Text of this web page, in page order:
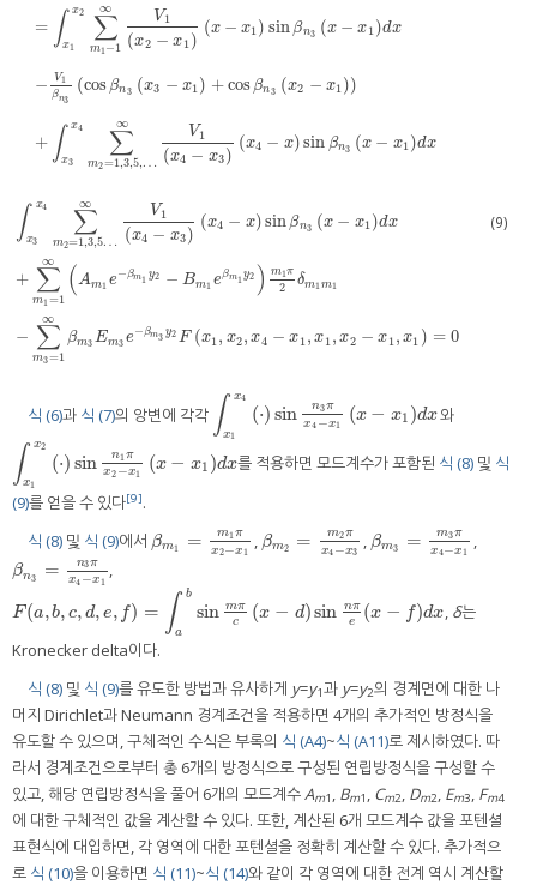
= ∫ x2
x1
∑
m1 −1
∞ V1
(x2 − x1)
(x − x1) sin βn3 (x − x1)dx
− V1
βn3
(cos βn3 (x3 − x1) +cos βn3 (x2 − x1))
+ ∫ x4
x3
∑
m2=1,3,5,…
∞ V1
(x4 − x3)
(x4 − x)sin βn3 (x − x1)dx
∫ x4
x3
∑
m2=1,3,5…
∞ V1
(x4 − x3)
(x4 − x)sin βn3 (x − x1)dx
+ ∑
m1=1
∞ (Am1 e−βm1
y2 − Bm1 eβm1
y2 ) m1π
2 δm1m1
− ∑
m3=1
∞
βm3 Em3 e− βm3
y2 F (x1, x2, x4 − x1, x1, x2 − x1 , x1 ) = 0
∫x3 4 m2=1,3,5 …∞V1x 4− x3x4−xsinβ n 3x−x1dx+∑
(9)
식 (6)과 식 (7)의 앙변에 각각 ∫ x4
x1
(⋅) sin n3π
x4 −x1
(x − x1 )dx
x (⋅)sinn3πx4−x 1x−x1 dx 와
∫ x2
x1
(⋅) sin n1π
x2 −x1
(x − x1 )dx
x (⋅)sinn1πx2−x 1x−x1 dx 를 적용하면 모드계수가 포함된 식 (8)및 식
(9)를 얻을 수 있다[9].
식 (8) 및 식 (9)에서 βm1 = m1π
x2−x1
βm1 =m 1πx2−x1
, βm2 = m2π
x4 −x3
βm2 =m 2πx4−x3
, βm3 = m3π
x4−x1
βm3 =m 3πx4−x1,
βn3 = n3π
x4 −x1
βn3 =n3 πx4−x1,
F(a,b,c,d,e, f) = ∫ b
a
sin mπ
c
(x − d)sin nπ
e
(x − f)dx
F(a,b,c,d,e,f)=∫a bsinm πc −dsinnπ e(x −f dx , δ는
Kronecker delta이다.
식 (8) 및 식 (9)를 유도한 방법과 유사하게 y=y1과 y=y2의 경계면에 대한 나
머지 Dirichlet과 Neumann 경계조건을 적용하면 4개의 추가적인 방정식을
유도할 수 있으며, 구체적인 수식은 부록의 식 (A4)~식 (A11)로 제시하였다. 따
라서 경계조건으로부터 총 6개의 방정식으로 구성된 연립방정식을 구성할 수
있고, 해당 연립방정식을 풀어 6개의 모드계수Am1 , Bm1 , Cm2, Dm2, Em3, Fm4
에 대한 구체적인 값을 계산할 수 있다. 또한, 계산된 6개 모드계수 값을 포텐셜
표현식에 대입하면, 각 영역에 대한 포텐셜을 정확히 계산할 수 있다. 추가적으
로 식 (10)을 이용하면 식 (11)~식 (14)와 같이 각 영역에 대한 전계 역시 계산할